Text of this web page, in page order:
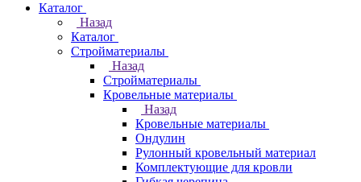
Каталог
Назад
Каталог
Стройматериалы
Назад
Стройматериалы
Кровельные материалы
Назад
Кровельные материалы
Ондулин
Рулонный кровельный материал
Комплектующие для кровли